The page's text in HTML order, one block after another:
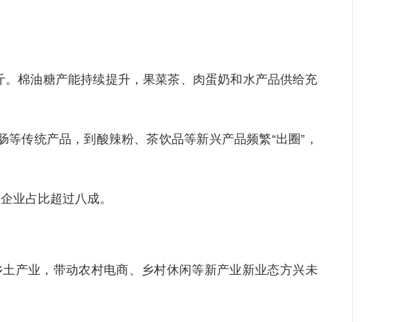
棉油糖产能持续提升，果菜茶、肉蛋奶和水产品供给充
传统产品，到酸辣粉、茶饮品等新兴产品频繁“出圈”，
占比超过八成。
业，带动农村电商、乡村休闲等新产业新业态方兴未